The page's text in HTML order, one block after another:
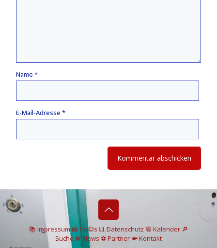
Name *
E-Mail-Adresse *
📚 Impressum📸Fot©s 📊 Datenschutz 📆 Kalender 🔎
Suche 📘 News ⚽Partner📯Kontakt